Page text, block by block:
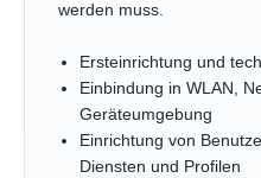
werden muss.
Ersteinrichtung und
Einbindung in WLAN,
Geräteumgebung
Einrichtung von
Diensten und Profilen